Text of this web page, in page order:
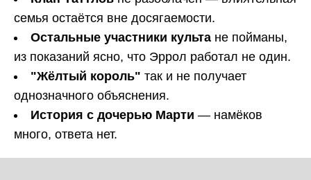
семья остаётся вне досягаемости.
Остальные участники культа не пойманы,
из показаний ясно, что Эррол работал не один.
"Жёлтый король" так и не получает
однозначного объяснения.
История с дочерью Марти — намёков
много, ответа нет.